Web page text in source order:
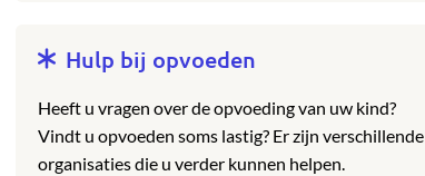
Hulp bij opvoeden
Heeft u vragen over de opvoeding van uw kind?
Vindt u opvoeden soms lastig? Er zijn verschillende
organisaties die u verder kunnen helpen.